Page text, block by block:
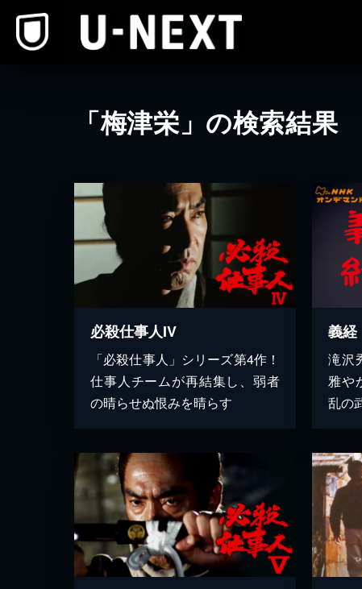
「梅津栄」の検索結果
必殺仕事人IV
「必殺仕事人」シリーズ第4作！
仕事人チームが再結集し、弱者
の晴らせぬ恨みを晴らす
義経
滝沢
雅や
乱の